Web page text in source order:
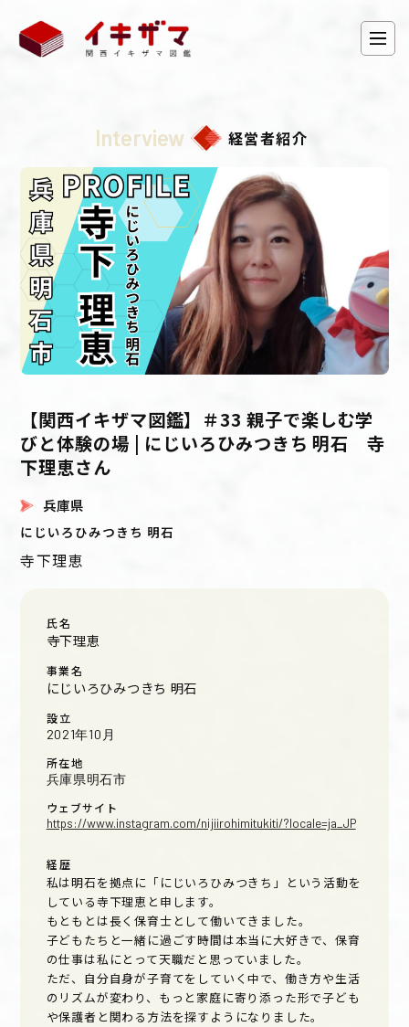
Interview 経営者紹介
【関西イキザマ図鑑】＃33 親子で楽しむ学
びと体験の場 | にじいろひみつきち 明石 寺
下理恵さん
兵庫県
にじいろひみつきち 明石
寺下理恵
氏名
寺下理恵
事業名
にじいろひみつきち 明石
設立
2021年10月
所在地
兵庫県明石市
ウェブサイト
https://www.instagram.com/nijiirohimitukiti/?locale=ja_JP
経歴
私は明石を拠点に「にじいろひみつきち」という活動を
している寺下理恵と申します。
もともとは長く保育士として働いてきました。
子どもたちと一緒に過ごす時間は本当に大好きで、保育
の仕事は私にとって天職だと思っていました。
ただ、自分自身が子育てをしていく中で、働き方や生活
のリズムが変わり、もっと家庭に寄り添った形で子ども
や保護者と関わる方法を探すようになりました。